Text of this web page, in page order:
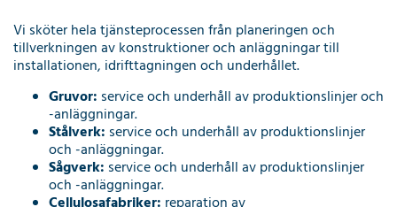
Vi sköter hela tjänsteprocessen från planeringen och
tillverkningen av konstruktioner och anläggningar till
installationen, idrifttagningen och underhållet.
Gruvor: service och underhåll av produktionslinjer och
-anläggningar.
Stålverk: service och underhåll av produktionslinjer
och -anläggningar.
Sågverk: service och underhåll av produktionslinjer
och -anläggningar.